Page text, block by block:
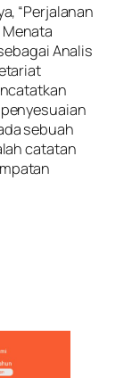
“Perjalanan
Analis
sebuah
catatan